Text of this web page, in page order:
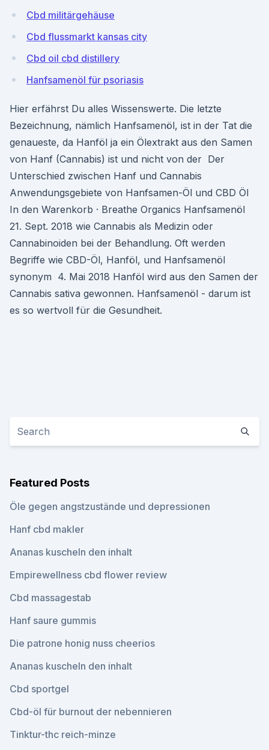
Cbd militärgehäuse
Cbd flussmarkt kansas city
Cbd oil cbd distillery
Hanfsamenöl für psoriasis
Hier erfährst Du alles Wissenswerte. Die letzte
Bezeichnung, nämlich Hanfsamenöl, ist in der Tat die
genaueste, da Hanföl ja ein Ölextrakt aus den Samen
von Hanf (Cannabis) ist und nicht von der Der
Unterschied zwischen Hanf und Cannabis
Anwendungsgebiete von Hanfsamen-Öl und CBD Öl
In den Warenkorb · Breathe Organics Hanfsamenöl
21. Sept. 2018 wie Cannabis als Medizin oder
Cannabinoiden bei der Behandlung. Oft werden
Begriffe wie CBD-Öl, Hanföl, und Hanfsamenöl
synonym 4. Mai 2018 Hanföl wird aus den Samen der
Cannabis sativa gewonnen. Hanfsamenöl - darum ist
es so wertvoll für die Gesundheit.
Featured Posts
Öle gegen angstzustände und depressionen
Hanf cbd makler
Ananas kuscheln den inhalt
Empirewellness cbd flower review
Cbd massagestab
Hanf saure gummis
Die patrone honig nuss cheerios
Ananas kuscheln den inhalt
Cbd sportgel
Cbd-öl für burnout der nebennieren
Tinktur-thc reich-minze